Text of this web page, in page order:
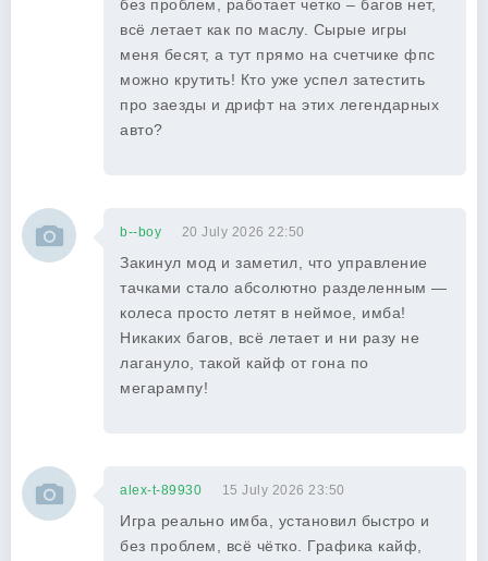
без проблем, работает четко – багов нет,
всё летает как по маслу. Сырые игры
меня бесят, а тут прямо на счетчике фпс
можно крутить! Кто уже успел затестить
про заезды и дрифт на этих легендарных
авто?
b--boy 20 July 2026 22:50
Закинул мод и заметил, что управление
тачками стало абсолютно разделенным —
колеса просто летят в неймое, имба!
Никаких багов, всё летает и ни разу не
лагануло, такой кайф от гона по
мегарампу!
alex-t-89930 15 July 2026 23:50
Игра реально имба, установил быстро и
без проблем, всё чётко. Графика кайф,